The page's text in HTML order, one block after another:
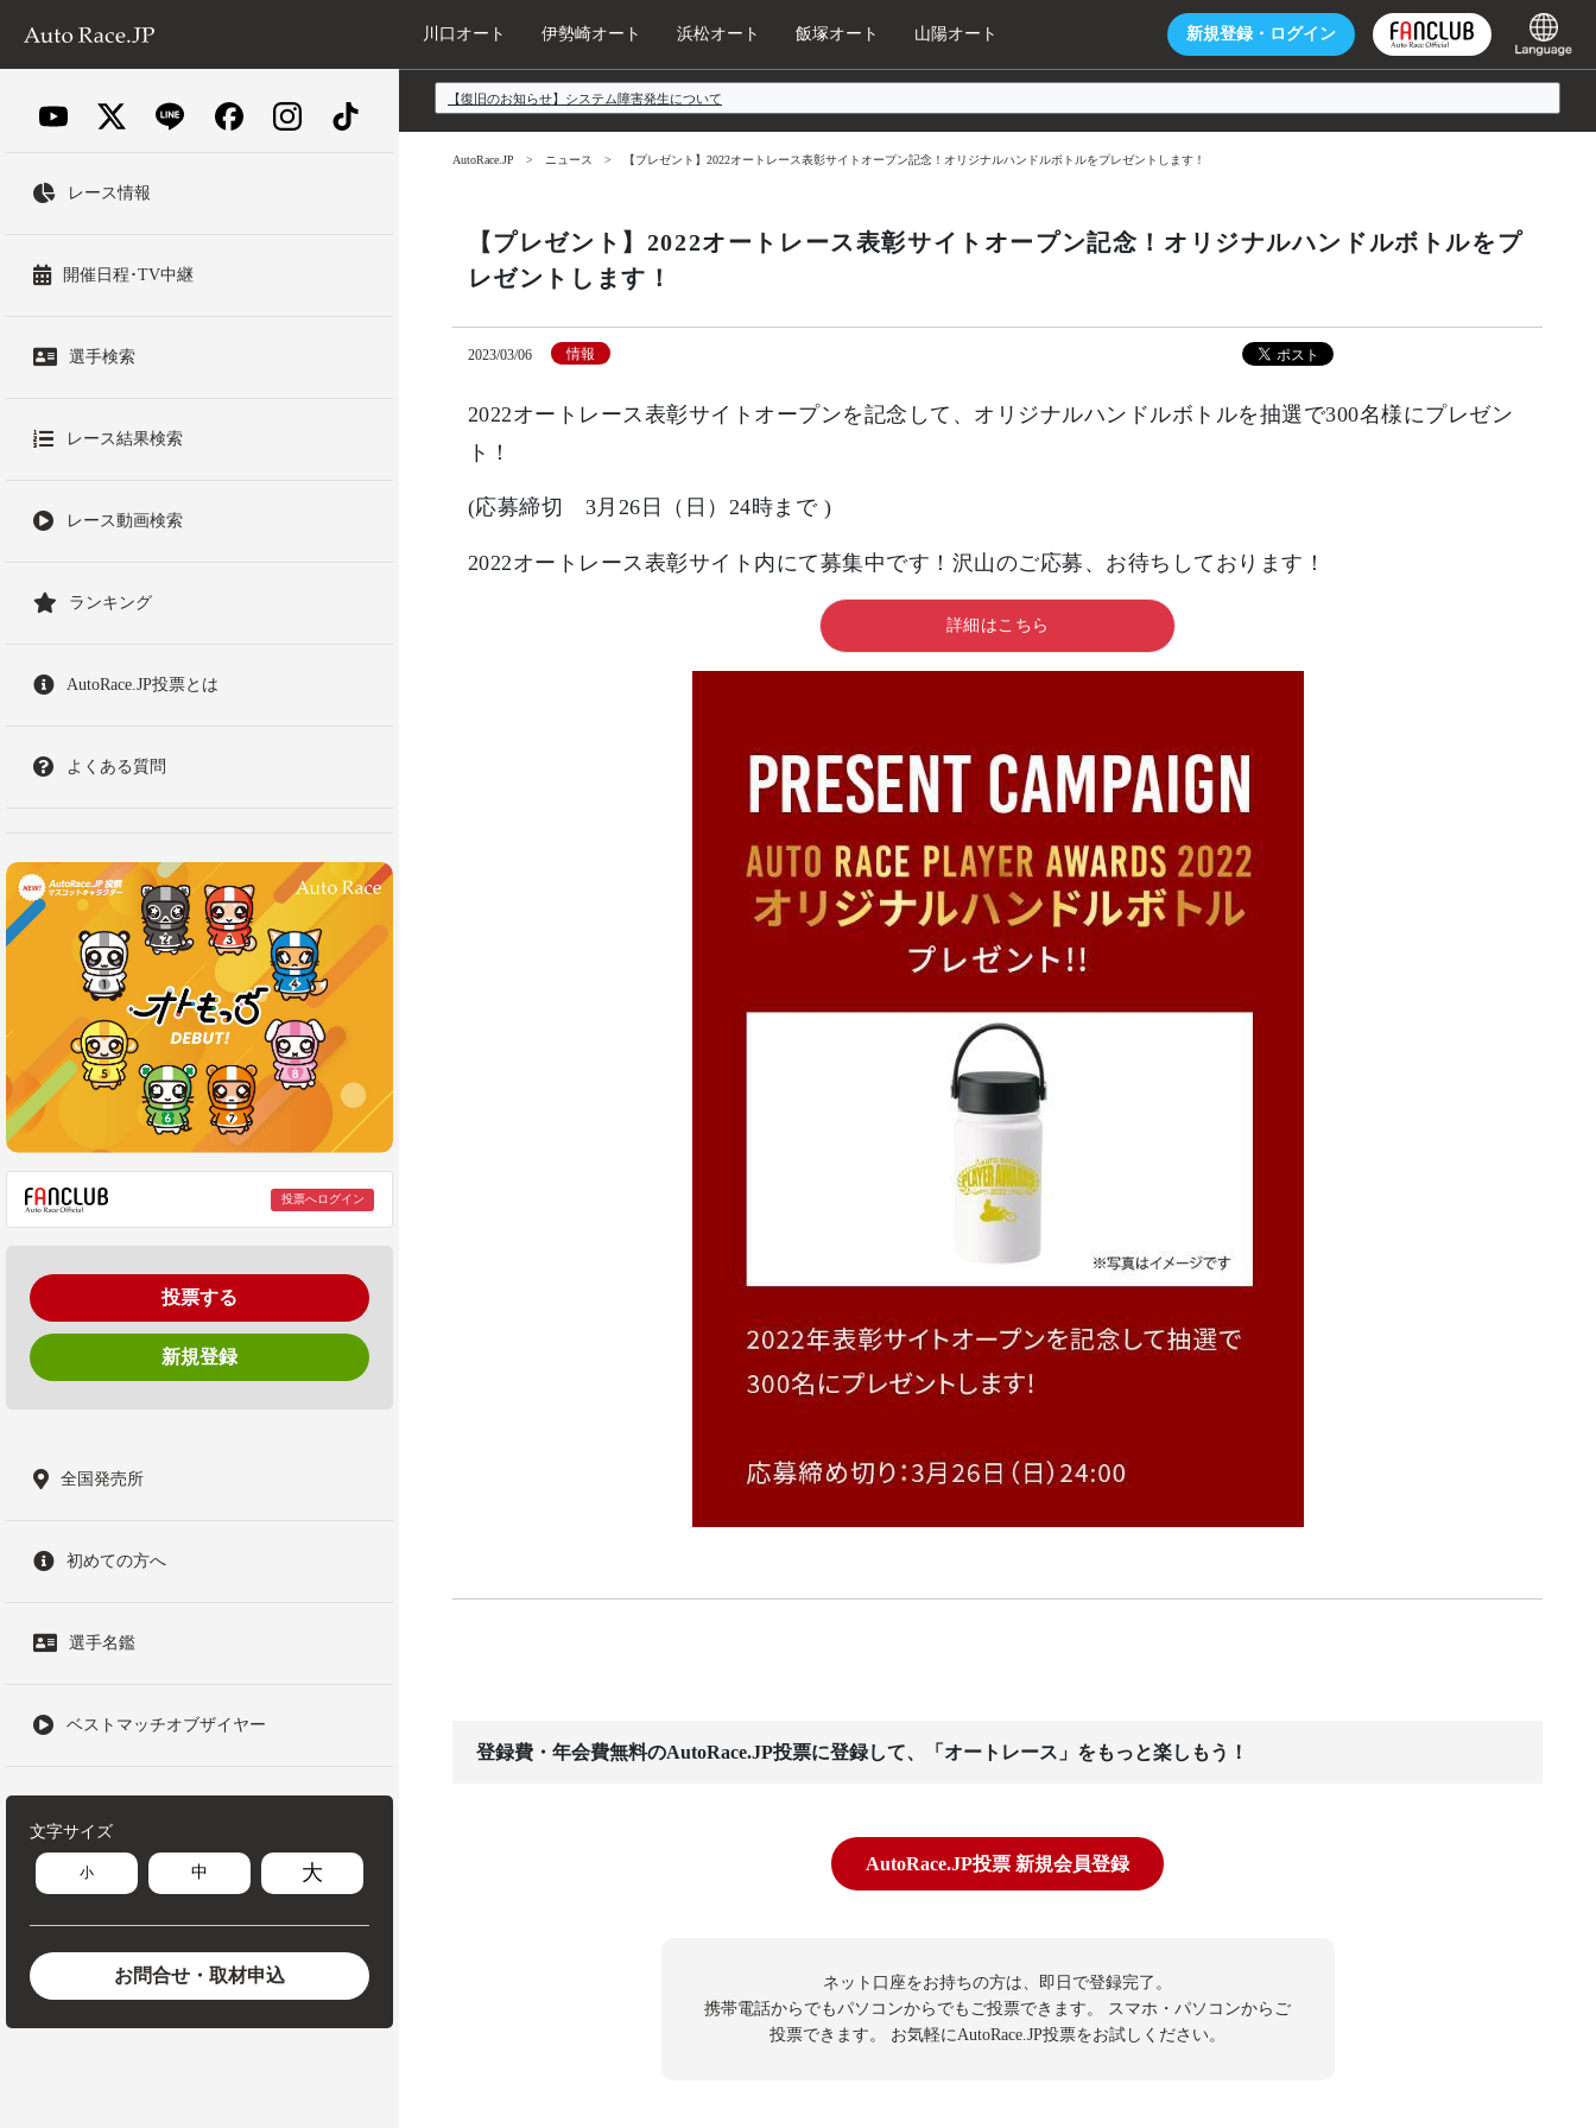
新規登録・ ログイン
川口オート 伊勢崎オート 浜松オート 飯塚オート 山陽オート
レース情報
開催日程･TV中継
選手検索
レース結果検索
レース動画検索
ランキング
AutoRace.JP投票とは
よくある質問
投票へログイン
投票する
新規登録
全国発売所
初めての方へ
選手名鑑
ベストマッチオブザイヤー
文字サイズ
小 中 大
お問合せ・取材申込
【復旧のお知らせ】システム障害発生について
AutoRace.JP ニュース 【プレゼント】2022オートレース表彰サイトオープン記念！オリジナルハンドルボトルをプレゼントします！
【プレゼント】2022オートレース表彰サイトオープン記念！オリジナルハンドルボトルをプ
レゼントします！
2023/03/06 情報
2022オートレース表彰サイトオープンを記念して、オリジナルハンドルボトルを抽選で300名様にプレゼン
ト！
(応募締切 3月26日（日）24時まで )
2022オートレース表彰サイト内にて募集中です！沢山のご応募、お待ちしております！
詳細はこちら
登録費・年会費無料のAutoRace.JP投票に登録して、「オートレース」をもっと楽しもう！
AutoRace.JP投票 新規会員登録
ネット口座をお持ちの方は、即日で登録完了。
携帯電話からでもパソコンからでもご投票できます。
スマホ・パソコンからご
投票できます。
お気軽にAutoRace.JP投票をお試しください。